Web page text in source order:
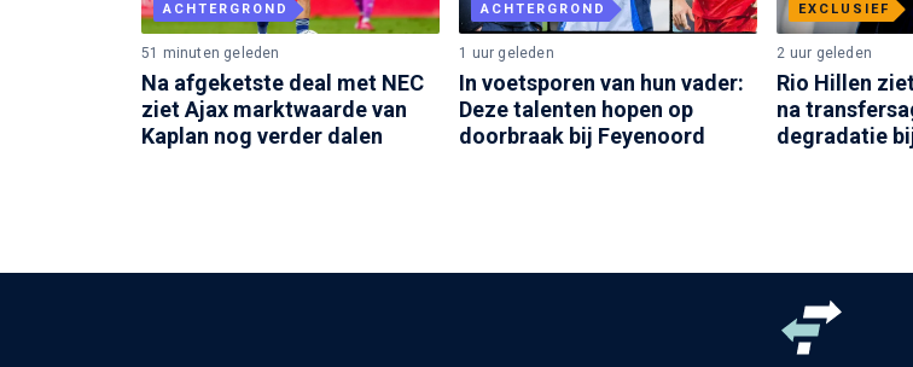
ACHTERGROND
51 minuten geleden
Na afgeketste deal met NEC
ziet Ajax marktwaarde van
Kaplan nog verder dalen
ACHTERGROND
1 uur geleden
In voetsporen van hun vader:
Deze talenten hopen op
doorbraak bij Feyenoord
EXCLUSIEF
2 uur geleden
Rio Hillen
na
degradatie